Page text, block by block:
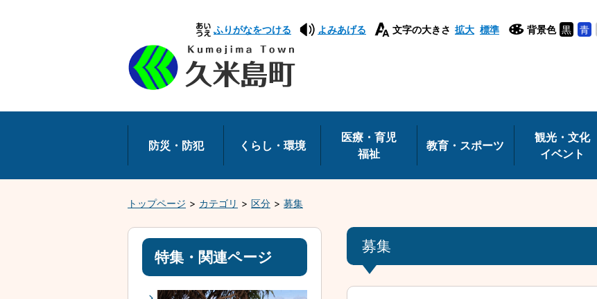
本
文
へ
移
動
ふりがなをつける よみあげる 文字の大きさ 拡大 標準 背景色 黒 青
防災・防犯 くらし・環境
医療・育児
福祉
教育・スポーツ
観光・文化
イベント
トップページ カテゴリ 区分 募集
募集
特集・関連ページ